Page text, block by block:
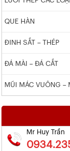
QUE HÀN
ĐINH SẮT – THÉP
ĐÁ MÀI – ĐÁ CẮT
MŨI MÁC VUÔNG –
Mr Huy Trần